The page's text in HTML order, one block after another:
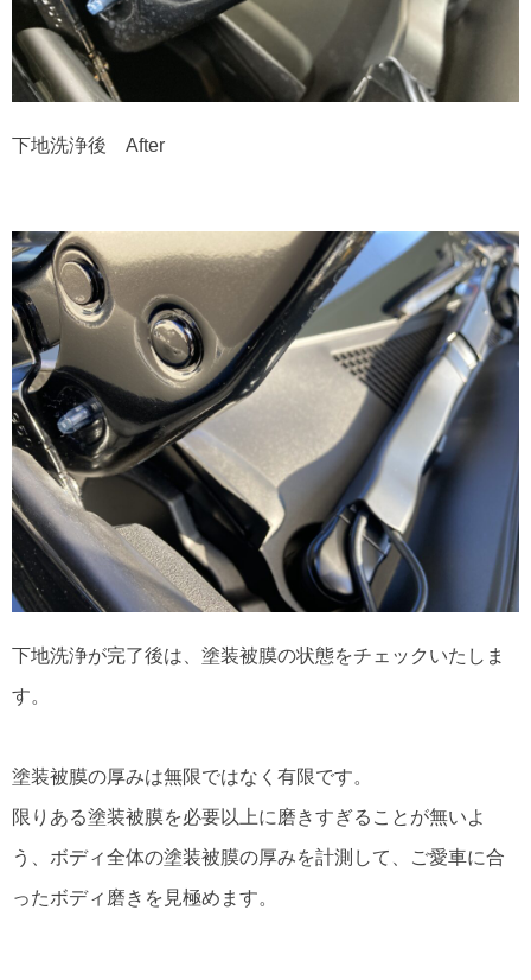
下地洗浄後 After
下地洗浄が完了後は、塗装被膜の状態をチェックいたしま
す。
塗装被膜の厚みは無限ではなく有限です。
限りある塗装被膜を必要以上に磨きすぎることが無いよ
う、ボディ全体の塗装被膜の厚みを計測して、ご愛車に合
ったボディ磨きを見極めます。